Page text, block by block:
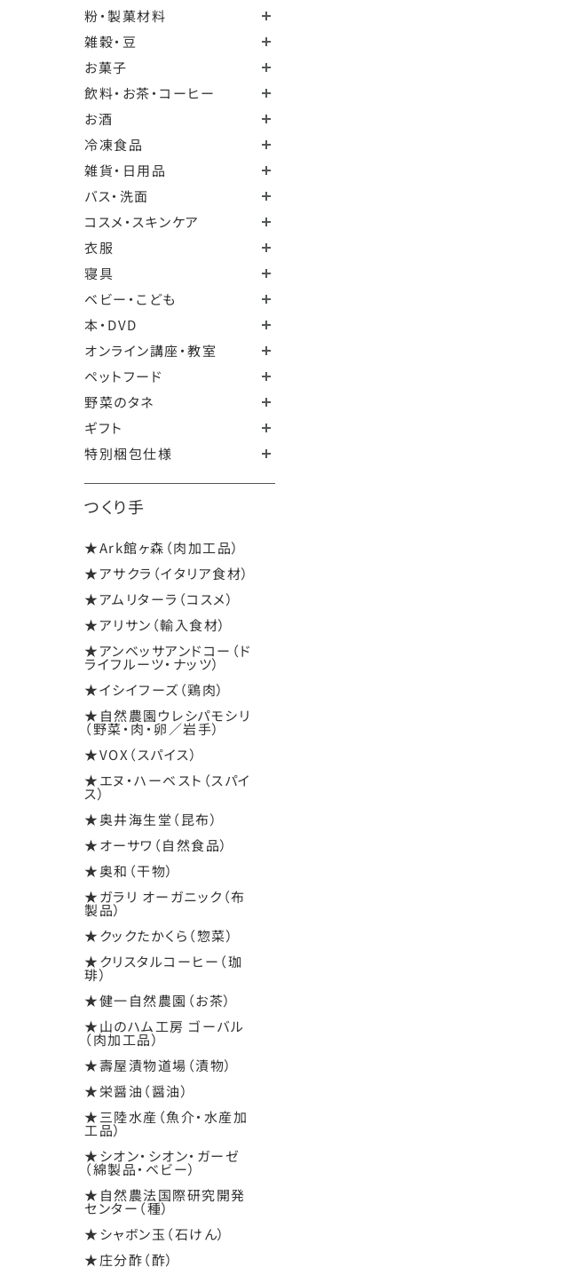
粉・製菓材料
雑穀・豆
お菓子
飲料・お茶・コーヒー
お酒
冷凍食品
雑貨・日用品
バス・洗面
コスメ・スキンケア
衣服
寝具
ベビー・こども
本・DVD
オンライン講座・教室
ペットフード
野菜のタネ
ギフト
特別梱包仕様
つくり手
★Ark館ヶ森（肉加工品）
★アサクラ（イタリア食材）
★アムリターラ（コスメ）
★アリサン（輸入食材）
★アンベッサアンドコー（ド
ライフルーツ・ナッツ）
★イシイフーズ（鶏肉）
★自然農園ウレシパモシリ
（野菜・肉・卵／岩手）
★VOX（スパイス）
★エヌ・ハーベスト（スパイ
ス）
★奥井海生堂（昆布）
★オーサワ（自然食品）
★奥和（干物）
★ガラリ オーガニック（布
製品）
★クックたかくら（惣菜）
★クリスタルコーヒー（珈
琲）
★健一自然農園（お茶）
★山のハム工房 ゴーバル
（肉加工品）
★壽屋漬物道場（漬物）
★栄醤油（醤油）
★三陸水産（魚介・水産加
工品）
★シオン・シオン・ガーゼ
（綿製品・ベビー）
★自然農法国際研究開発
センター（種）
★シャボン玉（石けん）
★庄分酢（酢）